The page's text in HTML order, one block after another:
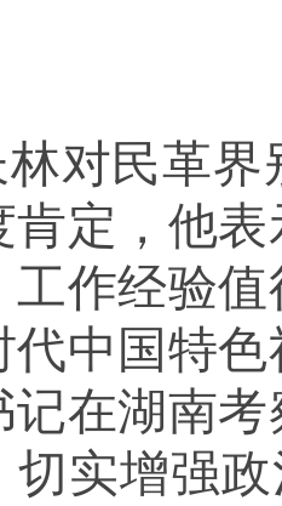
林对民革
肯定，他
工作经验
代中国特
记在湖南
切实增强